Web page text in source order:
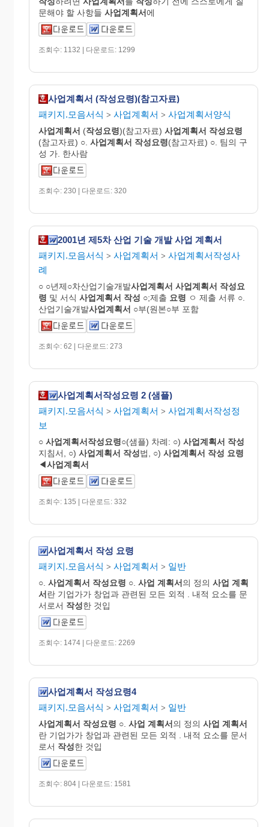
문해야 할 사항들 사업계획서에
조회수: 1132 | 다운로드: 1299
사업계획서 (작성요령)(참고자료)
패키지.모음서식 > 사업계획서 > 사업계획서양식
사업계획서 (작성요령)(참고자료) 사업계획서 작성요령
(참고자료) ○. 사업계획서 작성요령(참고자료) ○. 팀의 구
성 가. 한사람
조회수: 230 | 다운로드: 320
2001년 제5차 산업 기술 개발 사업 계획서
패키지.모음서식 > 사업계획서 > 사업계획서작성사
례
○ ○년제○차산업기술개발사업계획서 사업계획서 작성요
령 및 서식 사업계획서 작성 ○;제출 요령 ㅇ 제출 서류 ○.
산업기술개발사업계획서 ○부(원본○부 포함
조회수: 62 | 다운로드: 273
사업계획서작성요령 2 (샘플)
패키지.모음서식 > 사업계획서 > 사업계획서작성정
보
○ 사업계획서작성요령○(샘플) 차례: ○) 사업계획서 작성
지침서, ○) 사업계획서 작성법, ○) 사업계획서 작성 요령
◀사업계획서
조회수: 135 | 다운로드: 332
사업계획서 작성 요령
패키지.모음서식 > 사업계획서 > 일반
○. 사업계획서 작성요령 ○. 사업 계획서의 정의 사업 계획
서란 기업가가 창업과 관련된 모든 외적 . 내적 요소를 문
서로서 작성한 것입
조회수: 1474 | 다운로드: 2269
사업계획서 작성요령4
패키지.모음서식 > 사업계획서 > 일반
사업계획서 작성요령 ○. 사업 계획서의 정의 사업 계획서
란 기업가가 창업과 관련된 모든 외적 . 내적 요소를 문서
로서 작성한 것입
조회수: 804 | 다운로드: 1581